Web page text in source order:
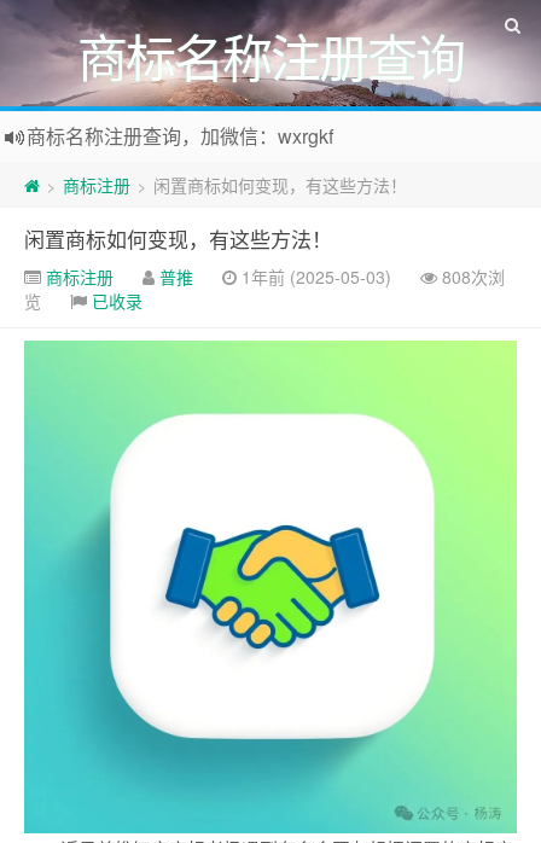
商标名称注册查询
商标名称注册查询，加微信：wxrgkf
商标注册和购买，加微信：wxrgkf
> 商标注册 > 闲置商标如何变现，有这些方法！
闲置商标如何变现，有这些方法！
商标注册 普推 1年前 (2025-05-03)
808次浏
览
已收录